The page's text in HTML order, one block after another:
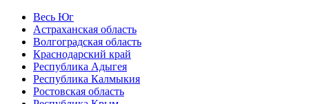
Весь Юг
Астраханская область
Волгоградская область
Краснодарский край
Республика Адыгея
Республика Калмыкия
Ростовская область